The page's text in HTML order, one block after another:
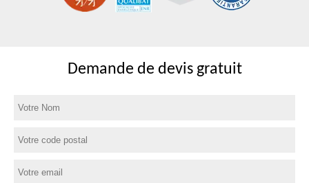
Demande de devis gratuit